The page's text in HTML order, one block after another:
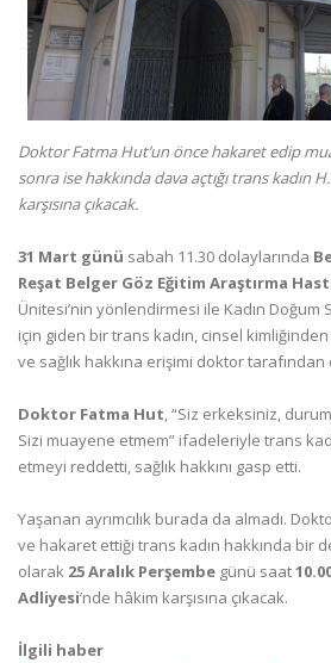
Doktor Fatma Hut’un önce hakaret edip
sonra ise hakkında dava açtığı trans kadın
karşısına çıkacak.
31 Mart günü sabah 11.30 dolaylarında
Reşat Belger Göz Eğitim Araştırma
Ünitesi’nin yönlendirmesi ile Kadın
için giden bir trans kadın, cinsel kimliğinden
ve sağlık hakkına erişimi doktor
Doktor Fatma Hut, “Siz erkeksiniz,
Sizi muayene etmem” ifadeleriyle trans
etmeyi reddetti, sağlık hakkını gasp etti.
Yaşanan ayrımcılık burada da almadı.
ve hakaret ettiği trans kadın hakkında bir
olarak 25 Aralık Perşembe günü saat
Adliyesi’nde hâkim karşısına çıkacak.
İlgili haber